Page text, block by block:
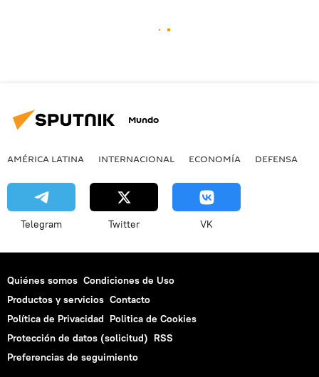
Mundo
AMÉRICA LATINA INTERNACIONAL ECONOMÍA DEFENSA
Telegram Twitter VK
Quiénes somos Condiciones de Uso
Productos y servicios Contacto
Política de Privacidad Politica de Cookies
Protección de datos (solicitud) RSS
Preferencias de seguimiento